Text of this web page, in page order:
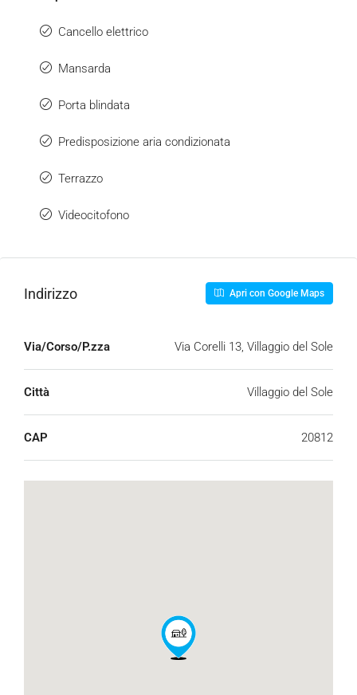
Cancello elettrico
Mansarda
Porta blindata
Predisposizione aria condizionata
Terrazzo
Videocitofono
Indirizzo Apri con Google Maps
Via/Corso/P.zza Via Corelli 13, Villaggio del Sole
Città Villaggio del Sole
CAP 20812